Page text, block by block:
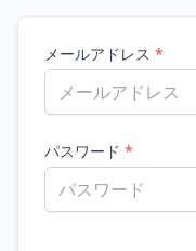
メールアドレス *
パスワード *